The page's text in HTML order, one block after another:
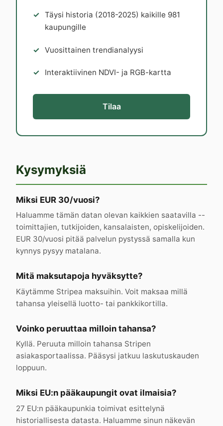
Täysi historia (2018-2025) kaikille 981
kaupungille
Vuosittainen trendianalyysi
Interaktiivinen NDVI- ja RGB-kartta
Tilaa
Kysymyksiä
Miksi EUR 30/vuosi?
Haluamme tämän datan olevan kaikkien saatavilla --
toimittajien, tutkijoiden, kansalaisten, opiskelijoiden.
EUR 30/vuosi pitää palvelun pystyssä samalla kun
kynnys pysyy matalana.
Mitä maksutapoja hyväksytte?
Käytämme Stripea maksuihin. Voit maksaa millä
tahansa yleisellä luotto- tai pankkikortilla.
Voinko peruuttaa milloin tahansa?
Kyllä. Peruuta milloin tahansa Stripen
asiakasportaalissa. Pääsysi jatkuu laskutuskauden
loppuun.
Miksi EU:n pääkaupungit ovat ilmaisia?
27 EU:n pääkaupunkia toimivat esittelynä
historiallisesta datasta. Haluamme sinun näkevän